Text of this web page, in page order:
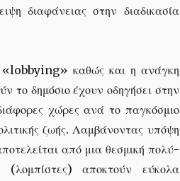
διαφάνειας στην διαδικασία
«lobbying» καθώς και η ανάγκη
το δημόσιο έχουν οδηγήσει στην
χώρες ανά το παγκόσμιο
ζωής. Λαμβάνοντας υπόψη
από μια θεσμική πολύ-
αποκτούν εύκολα